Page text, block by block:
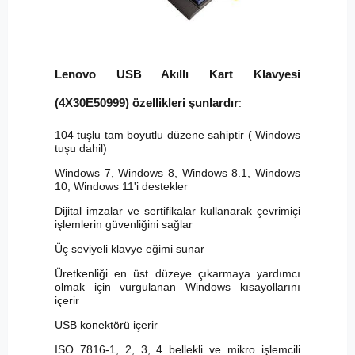
Lenovo USB Akıllı Kart Klavyesi
(4X30E50999) özellikleri şunlardır:
104 tuşlu tam boyutlu düzene sahiptir ( Windows
tuşu dahil)
Windows 7, Windows 8, Windows 8.1, Windows
10, Windows 11'i destekler
Dijital imzalar ve sertifikalar kullanarak çevrimiçi
işlemlerin güvenliğini sağlar
Üç seviyeli klavye eğimi sunar
Üretkenliği en üst düzeye çıkarmaya yardımcı
olmak için vurgulanan Windows kısayollarını
içerir
USB konektörü içerir
ISO 7816-1, 2, 3, 4 bellekli ve mikro işlemcili